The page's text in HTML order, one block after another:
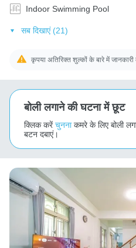
Indoor Swimming Pool
सब दिखाएं (21)
कृपया अतिरिक्त शुल्कों के बारे में
बोली लगाने की घटना में छूट
क्लिक करेंचुननाकमरे के लिए बोली
बटन दबाएं।